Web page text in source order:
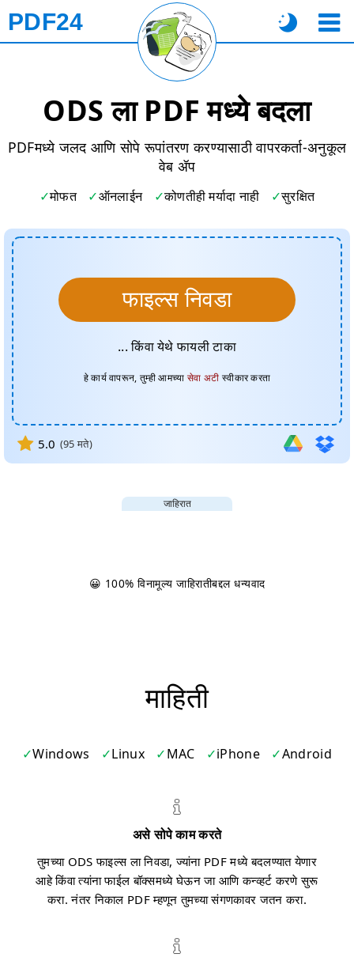
PDF24
ODS ला PDF मध्ये बदला
PDFमध्ये जलद आणि सोपे रूपांतरण करण्यासाठी वापरकर्ता-अनुकूल
वेब ॲप
मोफत ऑनलाईन कोणतीही मर्यादा नाही सुरक्षित
फाइल्स निवडा
... किंवा येथे फायली टाका
हे कार्य वापरून, तुम्ही आमच्या सेवा अटी स्वीकार करता
5.0 (95मते)
जाहिरात
😀 100% विनामूल्य जाहिरातीबद्दल धन्यवाद
माहिती
Windows Linux MAC iPhone Android
असे सोपे काम करते
तुमच्या ODS फाइल्स ला निवडा, ज्यांना PDF मध्ये बदलण्यात येणार
आहे किंवा त्यांना फाईल बॉक्समध्ये घेऊन जा आणि कन्व्हर्ट करणे सुरू
करा. नंतर निकाल PDF म्हणून तुमच्या संगणकावर जतन करा.